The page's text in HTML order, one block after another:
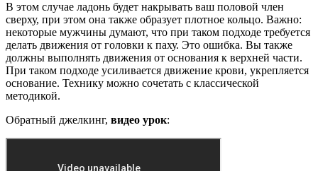
В этом случае ладонь будет накрывать ваш половой член
сверху, при этом она также образует плотное кольцо. Важно:
некоторые мужчины думают, что при таком подходе требуется
делать движения от головки к паху. Это ошибка. Вы также
должны выполнять движения от основания к верхней части.
При таком подходе усиливается движение крови, укрепляется
основание. Технику можно сочетать с классической
методикой.
Обратный джелкинг, видео урок: